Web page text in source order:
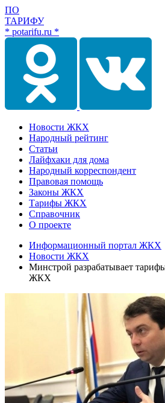
ПО
ТАРИФУ
* potarifu.ru *
Новости ЖКХ
Народный рейтинг
Статьи
Лайфхаки для дома
Народный корреспондент
Правовая помощь
Законы ЖКХ
Тарифы ЖКХ
Справочник
О проекте
Информационный портал ЖКХ
Новости ЖКХ
Минстрой разрабатывает
ЖКХ